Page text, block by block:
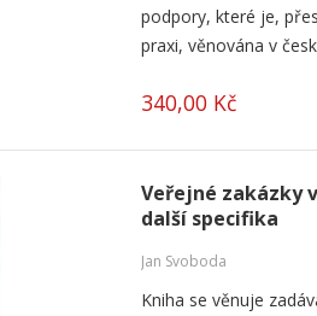
podpory, které je,
praxi, věnována v
340,00 Kč
Veřejné zakázky
další specifika
Jan Svoboda
Kniha se věnuje